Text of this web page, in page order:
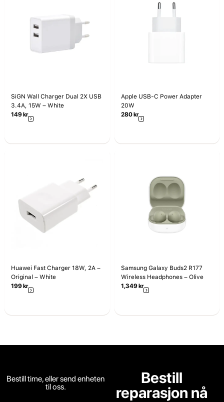
SiGN Wall Charger Dual 2X USB
3.4A, 15W – White
149kr
Apple USB-C Power Adapter
20W
280kr
Huawei Fast Charger 18W, 2A –
Original – White
199kr
Samsung Galaxy Buds2 R177
Wireless Headphones – Olive
1,349kr
Bestill time, eller send enheten
til oss.
Bestill
reparasjon nå